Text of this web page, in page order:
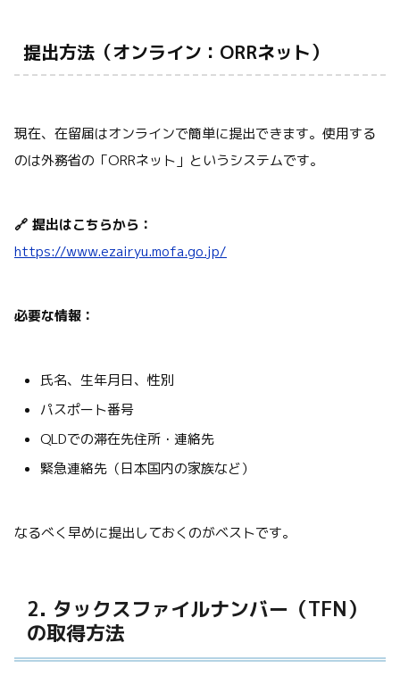
提出方法（オンライン：ORRネット）
現在、在留届はオンラインで簡単に提出できます。使用する
のは外務省の「ORRネット」というシステムです。
🔗 提出はこちらから：
https://www.ezairyu.mofa.go.jp/
必要な情報：
氏名、生年月日、性別
パスポート番号
QLDでの滞在先住所・連絡先
緊急連絡先（日本国内の家族など）
なるべく早めに提出しておくのがベストです。
2. タックスファイルナンバー（TFN）
の取得方法